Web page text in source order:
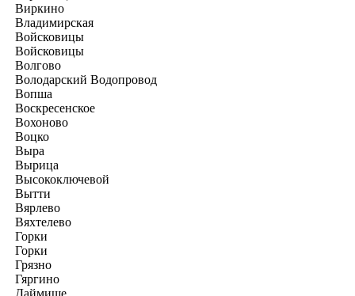
Виркино
Владимирская
Войсковицы
Войсковицы
Волгово
Володарский Водопровод
Вопша
Воскресенское
Вохоново
Воцко
Выра
Вырица
Высокоключевой
Вытти
Вярлево
Вяхтелево
Горки
Горки
Грязно
Гяргино